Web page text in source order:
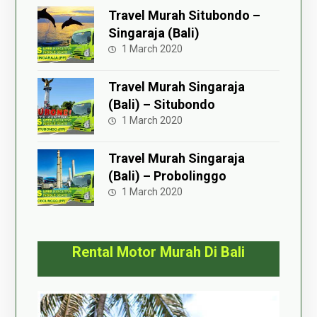
Travel Murah Situbondo –
Singaraja (Bali)
1 March 2020
Travel Murah Singaraja
(Bali) – Situbondo
1 March 2020
Travel Murah Singaraja
(Bali) – Probolinggo
1 March 2020
Rental Motor Murah Di Bali